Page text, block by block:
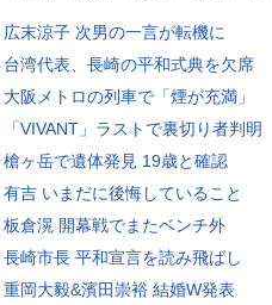
広末涼子 次男の一言が転機に
台湾代表、長崎の平和式典を欠席
大阪メトロの列車で「煙が充満」
「VIVANT」ラストで裏切り者判明
槍ヶ岳で遺体発見 19歳と確認
有吉 いまだに後悔していること
板倉滉 開幕戦でまたベンチ外
長崎市長 平和宣言を読み飛ばし
重岡大毅&濱田崇裕 結婚W発表